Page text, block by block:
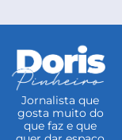
Jornalista que
gosta muito do
que faz e que